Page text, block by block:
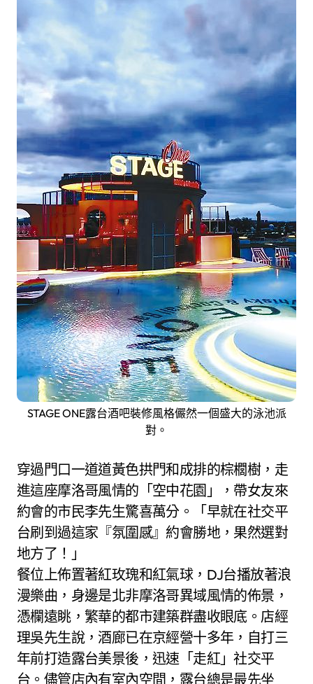
STAGE ONE露台酒吧裝修風格儼然一個盛大的泳池派
對。
穿過門口一道道黃色拱門和成排的棕櫚樹，走
進這座摩洛哥風情的「空中花園」，帶女友來
約會的市民李先生驚喜萬分。「早就在社交平
台刷到過這家『氛圍感』約會勝地，果然選對
地方了！」
餐位上佈置著紅玫瑰和紅氣球，DJ台播放著浪
漫樂曲，身邊是北非摩洛哥異域風情的佈景，
憑欄遠眺，繁華的都市建築群盡收眼底。店經
理吳先生說，酒廊已在京經營十多年，自打三
年前打造露台美景後，迅速「走紅」社交平
台。儘管店內有室內空間，露台總是最先坐